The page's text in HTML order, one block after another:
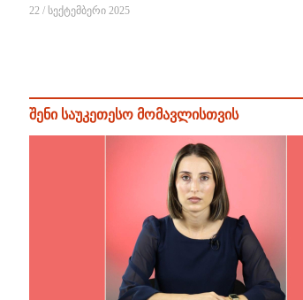
22 / სექტემბერი 2025
შენი საუკეთესო მომავლისთვის